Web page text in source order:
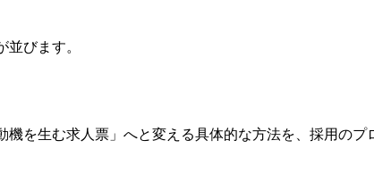
並びます。
を生む求人票」へと変える具体的な方法を、採用のプ